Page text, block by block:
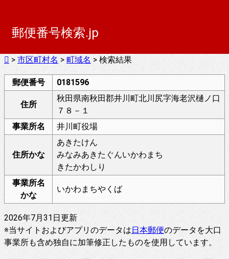
郵便番号検索.jp
> 市区町村名 > 町域名 > 検索結果
郵便番号 0181596
住所
秋田県南秋田郡井川町北川尻字海老沢樋ノ口
７８－１
事業所名
井川町役場
住所かな
あきたけん
みなみあきたぐんいかわまち
きたかわしり
事業所名
かな
いかわまちやくば
2026年7月31日更新
※当サイトおよびアプリのデータは日本郵便のデータを大口
事業所も含め独自に加筆修正したものを使用しています。